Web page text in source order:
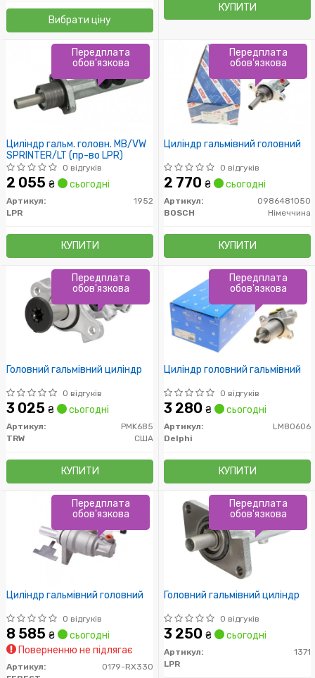
Вибрати ціну
КУПИТИ
Циліндр гальм. головн. MB/VW
SPRINTER/LT (пр-во LPR)
0 відгуків
2 055 ₴ сьогодні
Артикул:
1952
LPR
КУПИТИ
Передплата
обов'язкова
Циліндр гальмівний головний
0 відгуків
2 770 ₴ сьогодні
Артикул:
0986481050
BOSCH
Німеччина
КУПИТИ
Передплата
обов'язкова
Головний гальмівний циліндр
0 відгуків
3 025 ₴ сьогодні
Артикул:
PMK685
TRW
США
КУПИТИ
Передплата
обов'язкова
Циліндр головний гальмівний
0 відгуків
3 280 ₴ сьогодні
Артикул:
LM80606
Delphi
КУПИТИ
Передплата
обов'язкова
Циліндр гальмівний головний
0 відгуків
8 585 ₴
сьогодні
Поверненню не підлягає
Артикул:
0179-RX330
Передплата
обов'язкова
Головний гальмівний циліндр
0 відгуків
3 250 ₴ сьогодні
Артикул:
1371
LPR
Передплата
обов'язкова